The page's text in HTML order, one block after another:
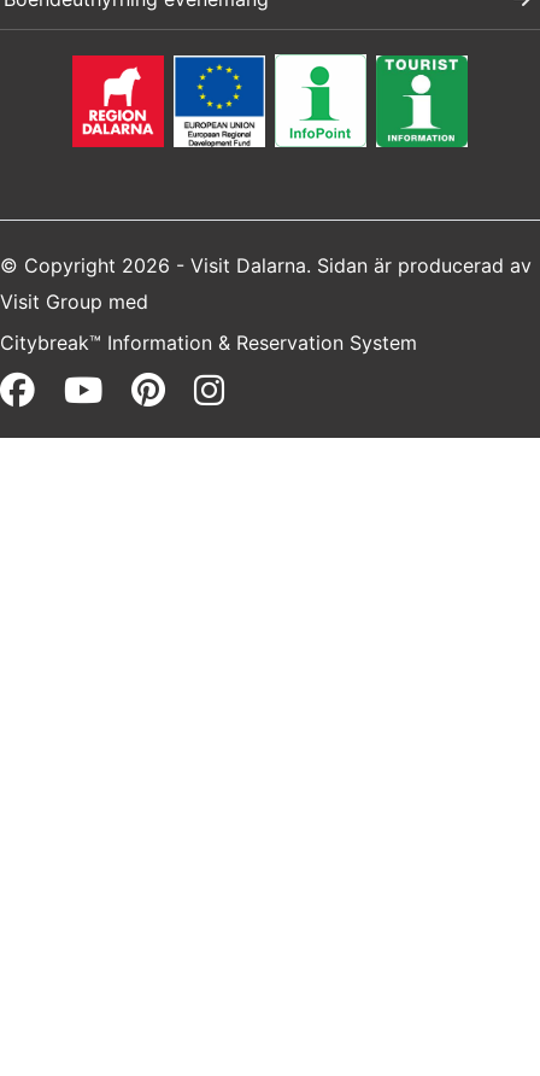
© Copyright 2026 - Visit Dalarna. Sidan är producerad av
Visit Group med
Citybreak™ Information & Reservation System
Facebook (opens in a new
Youtube (opens in a new
Pinterest (opens in a
Instagram (opens